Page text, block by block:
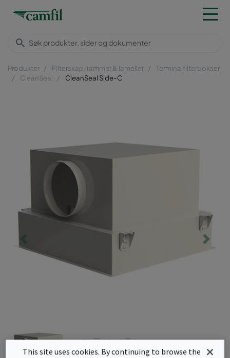
Produkter Filterskap, rammer & lameller
Terminalfilterbokser
CleanSeal
CleanSeal Side-C
This site uses cookies. By continuing to browse the